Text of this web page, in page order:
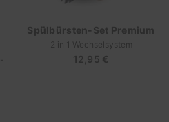
Spülbürsten-Set Premium
2 in 1 Wechselsystem
Regulärer
12,95 €